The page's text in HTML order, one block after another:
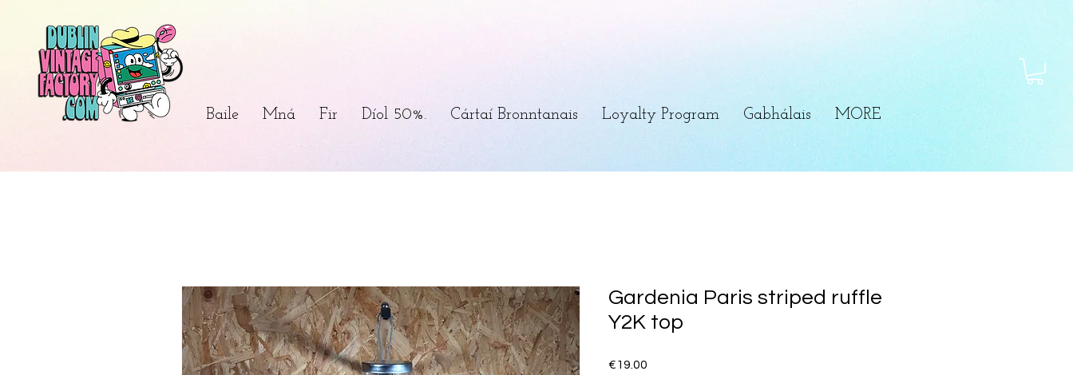
Baile Mná Fir Díol 50%. Cártaí Bronntanais Loyalty Program Gabhálais MORE
Gardenia Paris striped ruffle
Y2K top
€19.00